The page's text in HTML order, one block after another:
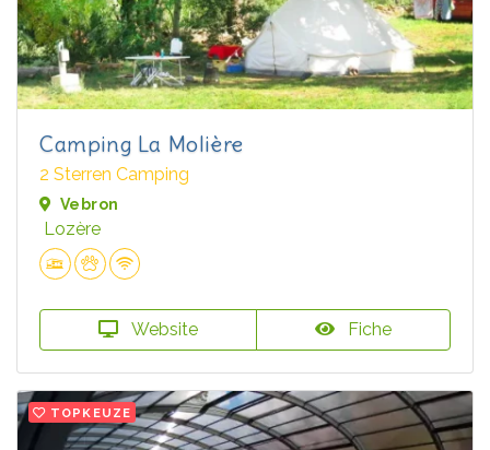
Camping La Molière
2 Sterren Camping
Vebron
Lozère
Website Fiche
TOPKEUZE